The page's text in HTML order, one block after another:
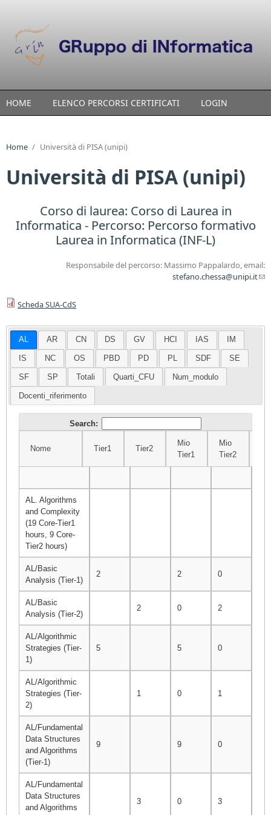
HOME ELENCO PERCORSI CERTIFICATI LOGIN
Home / Università di PISA (unipi)
Università di PISA (unipi)
Corso di laurea: Corso di Laurea in
Informatica - Percorso: Percorso formativo
Laurea in Informatica (INF-L)
Responsabile del percorso: Massimo Pappalardo, email:
stefano.chessa@unipi.it
Scheda SUA-CdS
AL AR CN DS GV HCI IAS IM
IS NC OS PBD PD PL SDF SE
SF SP Totali Quarti_CFU Num_modulo
Docenti_riferimento
Search:
Nome Tier1 Tier2
Mio
Tier1
Mio
Tier2
AL. Algorithms
and Complexity
(19 Core-Tier1
hours, 9 Core-
Tier2 hours)
AL/Basic
Analysis (Tier-1)
2 2 0
AL/Basic
Analysis (Tier-2)
2 0 2
AL/Algorithmic
Strategies (Tier-
1)
5 5 0
AL/Algorithmic
Strategies (Tier-
2)
1 0 1
AL/Fundamental
Data Structures
and Algorithms
(Tier-1)
9 9 0
AL/Fundamental
Data Structures
and Algorithms
3 0 3